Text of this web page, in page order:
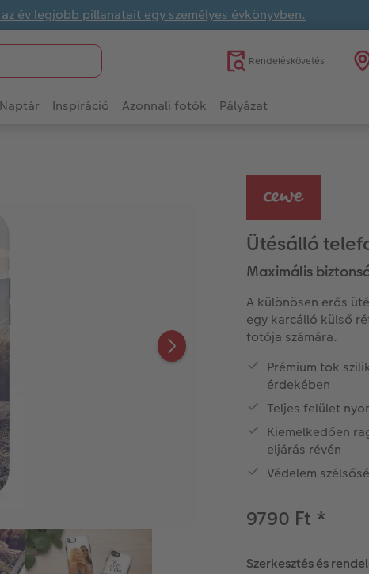
év legjobb pillanatait egy személyes évkönyvben.
Rendeléskövetés
Naptár Inspiráció Azonnali fotók Pályázat
Ütésálló
Maximális
A különösen erős
egy karcálló külső
fotója számára.
Prémium tok
érdekében
Teljes felület
Kiemelkedően
eljárás révén
Védelem
9790 Ft *
Szerkesztés és